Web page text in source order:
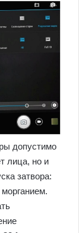
допустимо
лица, но и
затвора: